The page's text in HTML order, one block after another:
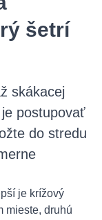
šetrí
skákacej
postupovať
do stredu
je krížový
mieste, druhú